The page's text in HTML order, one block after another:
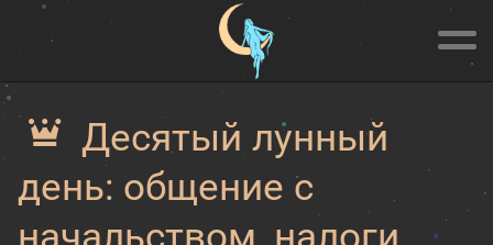
Десятый лунный
день: общение с